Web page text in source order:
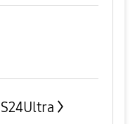
نزل تحديث OneUi8.5 للS24Ultra